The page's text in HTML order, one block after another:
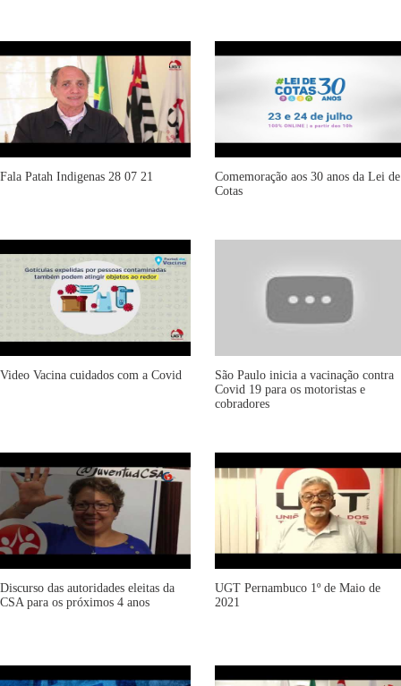
Fala Patah Indigenas 28 07 21
Comemoração aos 30 anos da Lei de
Cotas
Video Vacina cuidados com a Covid
São Paulo inicia a vacinação contra
Covid 19 para os motoristas e
cobradores
Discurso das autoridades eleitas da
CSA para os próximos 4 anos
UGT Pernambuco 1º de Maio de
2021